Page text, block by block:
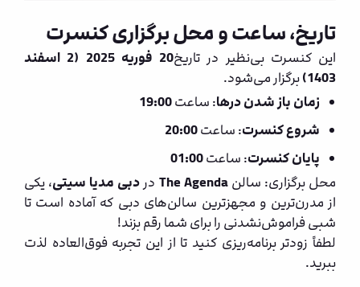
تاریخ، ساعت و محل برگزاری کنسرت
این کنسرت بی‌نظیر در تاریخ
20 فوریه 2025 (2 اسفند
1403) برگزار می‌شود.
زمان باز شدن درها: ساعت19:00
شروع کنسرت: ساعت20:00
پایان کنسرت: ساعت01:00
محل برگزاری: سالنThe Agenda در دبی مدیا سیتی، یکی
از مدرن‌ترین و مجهزترین سالن‌های دبی که آماده است تا
شبی فراموش‌نشدنی را برای شما رقم بزند!
لطفاً زودتر برنامه‌ریزی کنید تا از این تجربه فوق‌العاده لذت
ببرید.